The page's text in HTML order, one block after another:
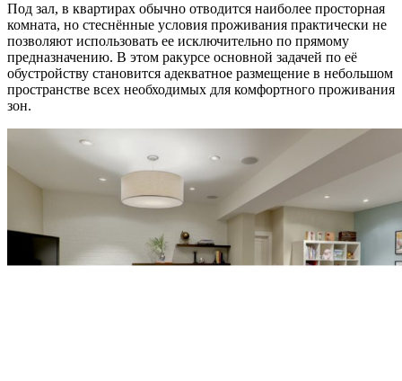
Под зал, в квартирах обычно отводится наиболее просторная
комната, но стеснённые условия проживания практически не
позволяют использовать ее исключительно по прямому
предназначению. В этом ракурсе основной задачей по её
обустройству становится адекватное размещение в небольшом
пространстве всех необходимых для комфортного проживания
зон.